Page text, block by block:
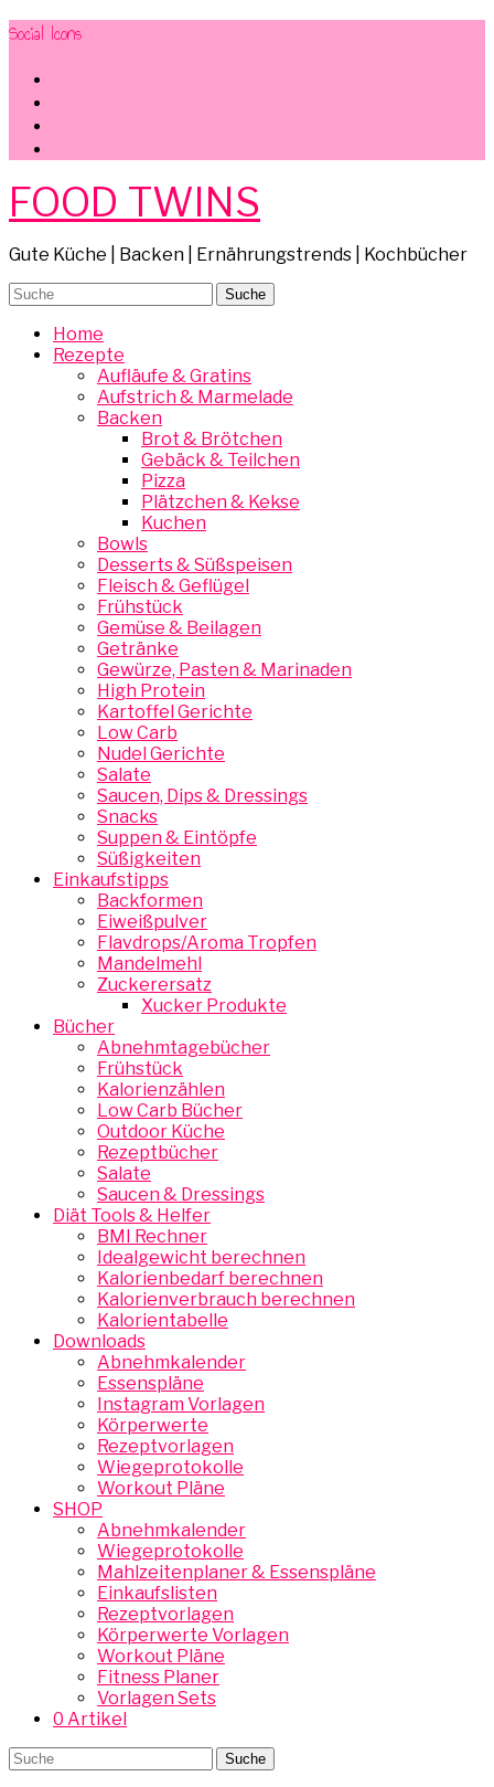
Social Icons
FOOD TWINS
Gute Küche | Backen | Ernährungstrends | Kochbücher
Home
Rezepte
Aufläufe & Gratins
Aufstrich & Marmelade
Backen
Brot & Brötchen
Gebäck & Teilchen
Pizza
Plätzchen & Kekse
Kuchen
Bowls
Desserts & Süßspeisen
Fleisch & Geflügel
Frühstück
Gemüse & Beilagen
Getränke
Gewürze, Pasten & Marinaden
High Protein
Kartoffel Gerichte
Low Carb
Nudel Gerichte
Salate
Saucen, Dips & Dressings
Snacks
Suppen & Eintöpfe
Süßigkeiten
Einkaufstipps
Backformen
Eiweißpulver
Flavdrops/Aroma Tropfen
Mandelmehl
Zuckerersatz
Xucker Produkte
Bücher
Abnehmtagebücher
Frühstück
Kalorienzählen
Low Carb Bücher
Outdoor Küche
Rezeptbücher
Salate
Saucen & Dressings
Diät Tools & Helfer
BMI Rechner
Idealgewicht berechnen
Kalorienbedarf berechnen
Kalorienverbrauch berechnen
Kalorientabelle
Downloads
Abnehmkalender
Essenspläne
Instagram Vorlagen
Körperwerte
Rezeptvorlagen
Wiegeprotokolle
Workout Pläne
SHOP
Abnehmkalender
Wiegeprotokolle
Mahlzeitenplaner & Essenspläne
Einkaufslisten
Rezeptvorlagen
Körperwerte Vorlagen
Workout Pläne
Fitness Planer
Vorlagen Sets
0 Artikel